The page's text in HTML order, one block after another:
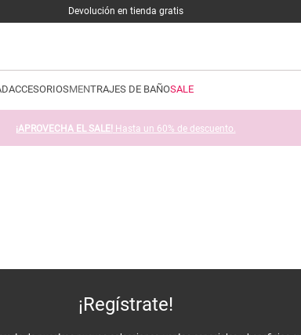
Devolución en tienda gratis
ACCESORIOSMENTRAJES DE BAÑOSALE
¡APROVECHA EL SALE! Hasta un 60% de descuento.
¡Regístrate!